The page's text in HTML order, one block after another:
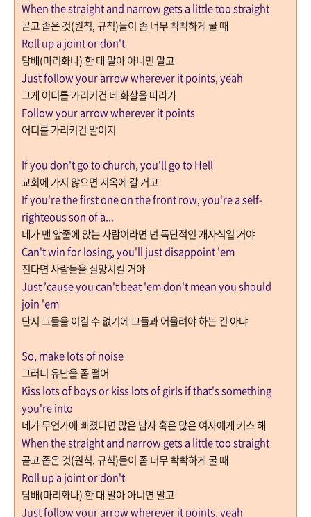
When the straight and narrow gets a little too straight
곧고 좁은 것(원칙,규칙)들이 좀 너무 빡빡하게 굴 때
Roll up a joint or don't
담배(마리화나)한 대 말아 아니면 말고
Just follow your arrow wherever it points, yeah
그게 어디를 가리키건 네 화살을 따라가
Follow your arrow wherever it points
어디를 가리키건 말이지
If you don't go to church, you'll go to Hell
교회에 가지 않으면 지옥에 갈 거고
If you're the first one on the front row, you're a self-
righteous son of a...
네가 맨 앞줄에 앉는 사람이라면 넌 독단적인 개자식일 거야
Can't win for losing, you'll just disappoint 'em
진다면 사람들을 실망시킬 거야
Just ’cause you can't beat 'em don't mean you should
join 'em
단지 그들을 이길 수 없기에 그들과 어울려야 하는 건 아냐
So, make lots of noise
그러니 유난을 좀 떨어
Kiss lots of boys or kiss lots of girls if that's something
you're into
네가 무언가에 빠졌다면 많은 남자 혹은 많은 여자에게 키스 해
When the straight and narrow gets a little too straight
곧고 좁은 것(원칙,규칙)들이 좀 너무 빡빡하게 굴 때
Roll up a joint or don't
담배(마리화나)한 대 말아 아니면 말고
Just follow your arrow wherever it points, yeah